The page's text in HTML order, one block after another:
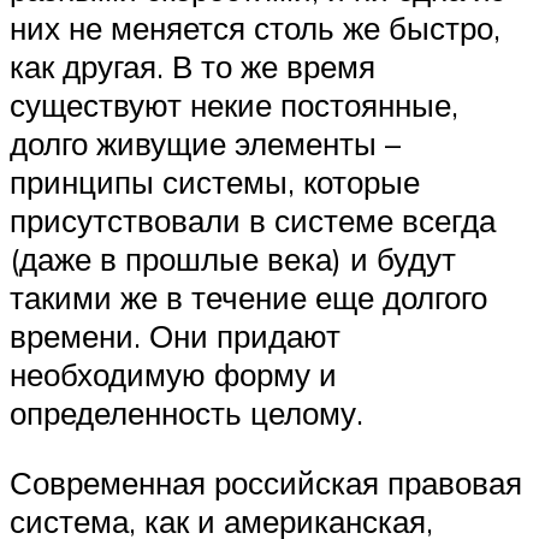
них не меняется столь же быстро,
как другая. В то же время
существуют некие постоянные,
долго живущие элементы –
принципы системы, которые
присутствовали в системе всегда
(даже в прошлые века) и будут
такими же в течение еще долгого
времени. Они придают
необходимую форму и
определенность целому.
Современная российская правовая
система, как и американская,